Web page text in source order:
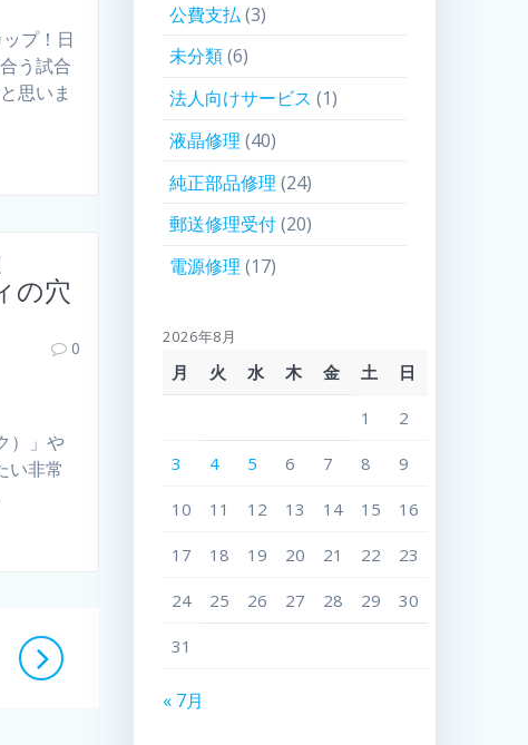
プ！日
う試合
思いま
の穴
0
）」や
い非常
公費支払(3)
未分類(6)
法人向けサービス (1)
液晶修理 (40)
純正部品修理 (24)
郵送修理受付(20)
電源修理 (17)
2026年8月
月 火 水 木 金 土 日
1 2
3 4 5 6 7 8 9
10 11 12 13 14 15 16
17 18 19 20 21 22 23
24 25 26 27 28 29 30
31
« 7月